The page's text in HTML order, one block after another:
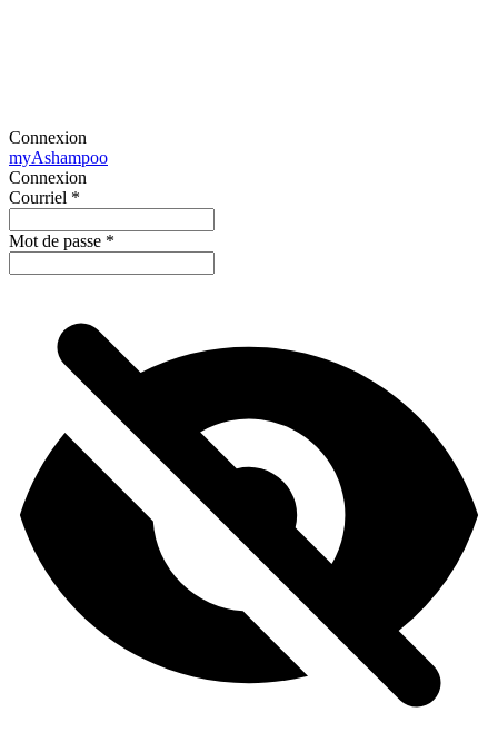
Connexion
myAshampoo
Connexion
Courriel *
Mot de passe *